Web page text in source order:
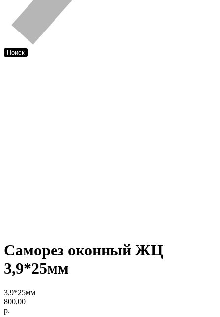
Поиск
Саморез оконный ЖЦ
3,9*25мм
3,9*25мм
800,00
р.